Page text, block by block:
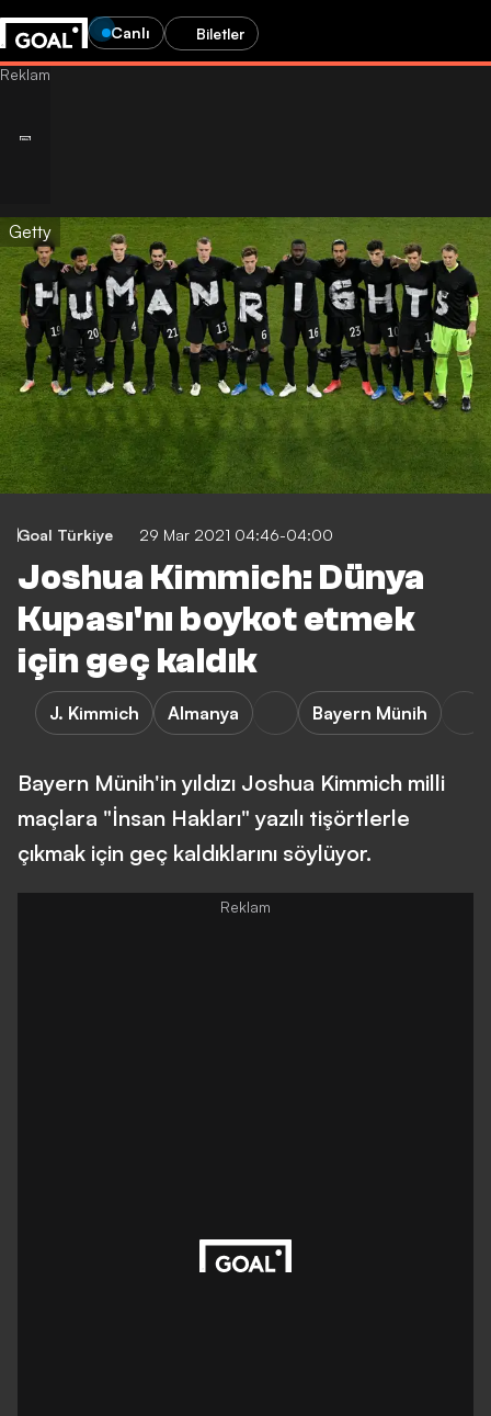
Canlı Biletler
Getty
Goal Türkiye 29 Mar 2021 04:46-04:00
Joshua Kimmich: Dünya
Kupası'nı boykot etmek
için geç kaldık
J. Kimmich Almanya Bayern Münih
Bayern Münih'in yıldızı Joshua Kimmich milli
maçlara "İnsan Hakları" yazılı tişörtlerle
çıkmak için geç kaldıklarını söylüyor.